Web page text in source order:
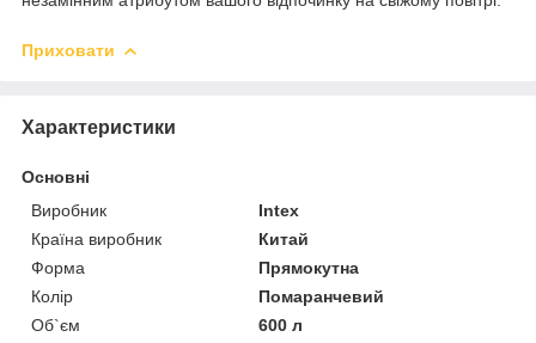
Приховати
Характеристики
Основні
Виробник
Intex
Країна виробник
Китай
Форма
Прямокутна
Колір
Помаранчевий
Об`єм
600 л